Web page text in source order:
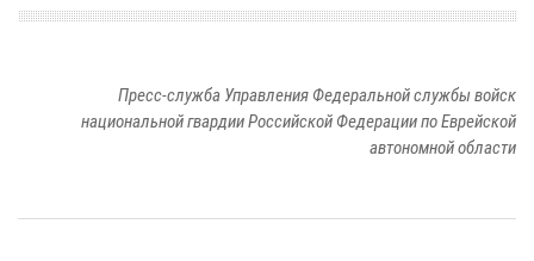
Пресс-служба Управления Федеральной службы войск
национальной гвардии Российской Федерации по Еврейской
автономной области